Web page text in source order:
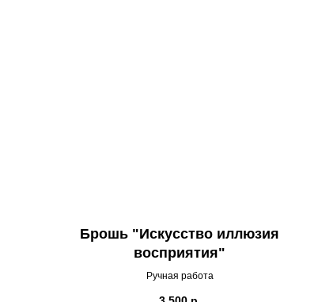
Брошь "Искусство иллюзия
восприятия"
Ручная работа